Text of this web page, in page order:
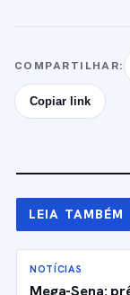
COMPARTILHAR:
Copiar link
LEIA TAMBÉM
NOTÍCIAS
Mega-Sena: